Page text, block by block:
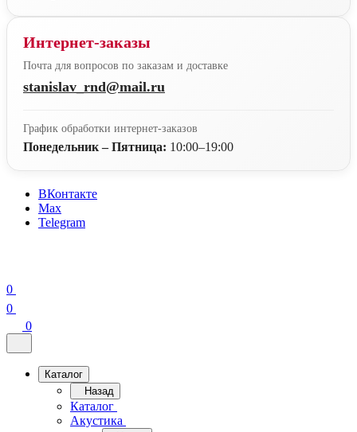
Интернет-заказы
Почта для вопросов по заказам и доставке
stanislav_rnd@mail.ru
График обработки интернет-заказов
Понедельник – Пятница: 10:00–19:00
ВКонтакте
Max
Telegram
0
0
0
Каталог
Назад
Каталог
Акустика